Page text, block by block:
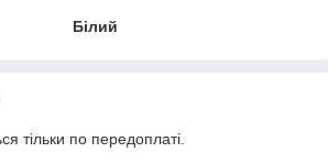
Білий
тільки по передоплаті.